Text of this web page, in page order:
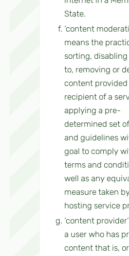
State.
‘content
means the
sorting, disabling
to, removing or
content provided
recipient of a
applying a pre-
determined set
and guidelines
goal to comply
terms and
well as any
measure taken
hosting service
‘content
a user who has
content that is,